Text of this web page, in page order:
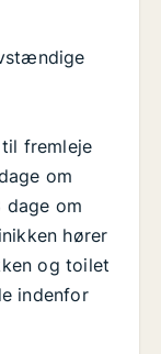
fremleje
om
dage om
hører
og toilet
indenfor